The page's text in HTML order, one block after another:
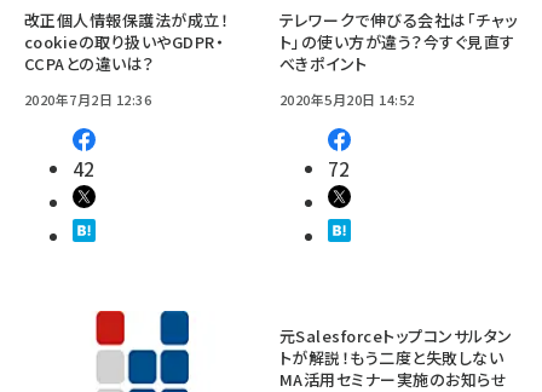
改正個人情報保護法が成立！
cookieの取り扱いやGDPR・
CCPAとの違いは？
2020年7月2日 12:36
42
テレワークで伸びる会社は「チャッ
ト」の使い方が違う？今すぐ見直す
べきポイント
2020年5月20日 14:52
72
元Salesforceトップコンサルタン
トが解説！もう二度と失敗しない
MA活用セミナー実施のお知らせ